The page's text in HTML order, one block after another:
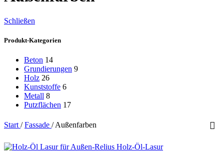
Schließen
Produkt-Kategorien
Beton 14
Grundierungen 9
Holz 26
Kunststoffe 6
Metall 8
Putzflächen 17
Start / Fassade / Außenfarben